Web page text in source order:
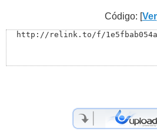
Código: [Ver
http://relink.to/f/